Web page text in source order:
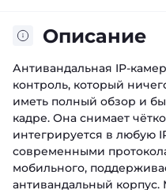
Описание
Антивандальная IP-
контроль, который
иметь полный обзор и
кадре. Она снимает
интегрируется в любую
современными
мобильного,
антивандальный